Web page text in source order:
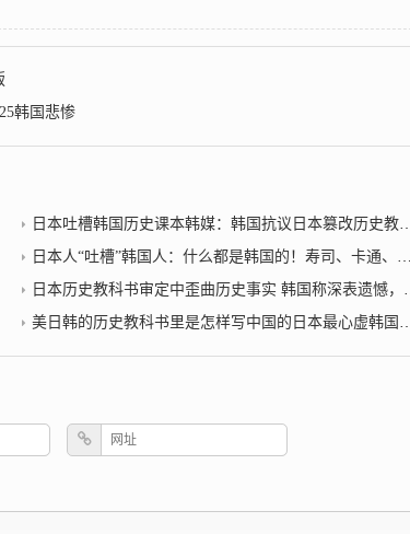
韩国悲惨
日本吐槽韩国历史课本韩媒：韩国抗议日本篡改历史教科书
日本人“吐槽”韩国人：什么都是韩国的！寿司、卡通、孔子、汉子2022/10/25日本吐槽韩国历史课本
日本历史教科书审定中歪曲历史事实 韩国称深表遗憾，日本吐槽韩国历史课本
美日韩的历史教科书里是怎样写中国的日本最心虚韩国让人无语2022年10月25日